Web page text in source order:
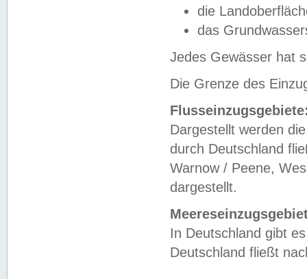
die
das
Jedes Gewässer hat
Die Grenze des
Dargestellt werden
durch Deutschland
Warnow / Peene,
dargestellt.
In Deutschland gibt
Deutschland fließt